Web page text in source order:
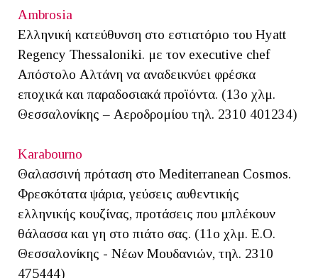
Ambrosia
Ελληνική κατεύθυνση στο εστιατόριο του Hyatt
Regency Thessaloniki. με τον executive chef
Απόστολο Αλτάνη να αναδεικνύει φρέσκα
εποχικά και παραδοσιακά προϊόντα. (13ο χλμ.
Θεσσαλονίκης – Αεροδρομίου τηλ. 2310 401234)
Karabourno
Θαλασσινή πρόταση στο Mediterranean Cosmos.
Φρεσκότατα ψάρια, γεύσεις αυθεντικής
ελληνικής κουζίνας, προτάσεις που μπλέκουν
θάλασσα και γη στο πιάτο σας. (11ο χλμ. Ε.Ο.
Θεσσαλονίκης - Νέων Μουδανιών, τηλ. 2310
475444)